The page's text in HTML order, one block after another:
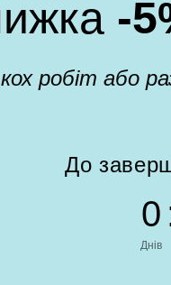
-
робіт або
До
0
Днів